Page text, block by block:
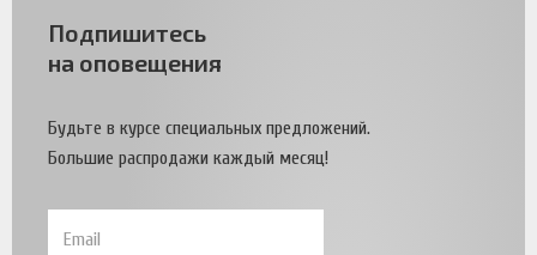
Подпишитесь
на оповещения
Будьте в курсе специальных предложений.
Большие распродажи каждый месяц!